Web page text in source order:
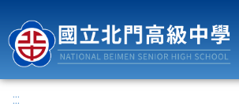
:::